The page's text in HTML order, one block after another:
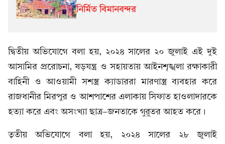
নির্মিত বিমানবন্দর
দ্বিতীয় অভিযোগে বলা হয়, ২০২৪ সালের ২০ জুলাই এই দুই
আসামির প্ররোচনা, ষড়যন্ত্র ও সহায়তায় আইনশৃঙ্খলা রক্ষাকারী
বাহিনী ও আওয়ামী সশস্ত্র ক্যাডাররা মারণাস্ত্র ব্যবহার করে
রাজধানীর মিরপুর ও আশপাশের এলাকায় সিফাত হাওলাদারকে
হত্যা করে এবং অসংখ্যা ছাত্র-জনতাকে গুরুতর আহত করে।
তৃতীয় অভিযোগে বলা হয়, ২০২৪ সালের ২৮ জুলাই